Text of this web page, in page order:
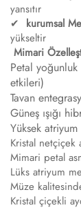
yansıtır
✔ ​ kurumsal
yükseltir
​Mimari
Petal
etkileri)
Tavan
Güneş ışığı
Yüksek
Kristal netçiçek
Mimari petal
Lüks atriyum
Müze
Kristal çiçekli